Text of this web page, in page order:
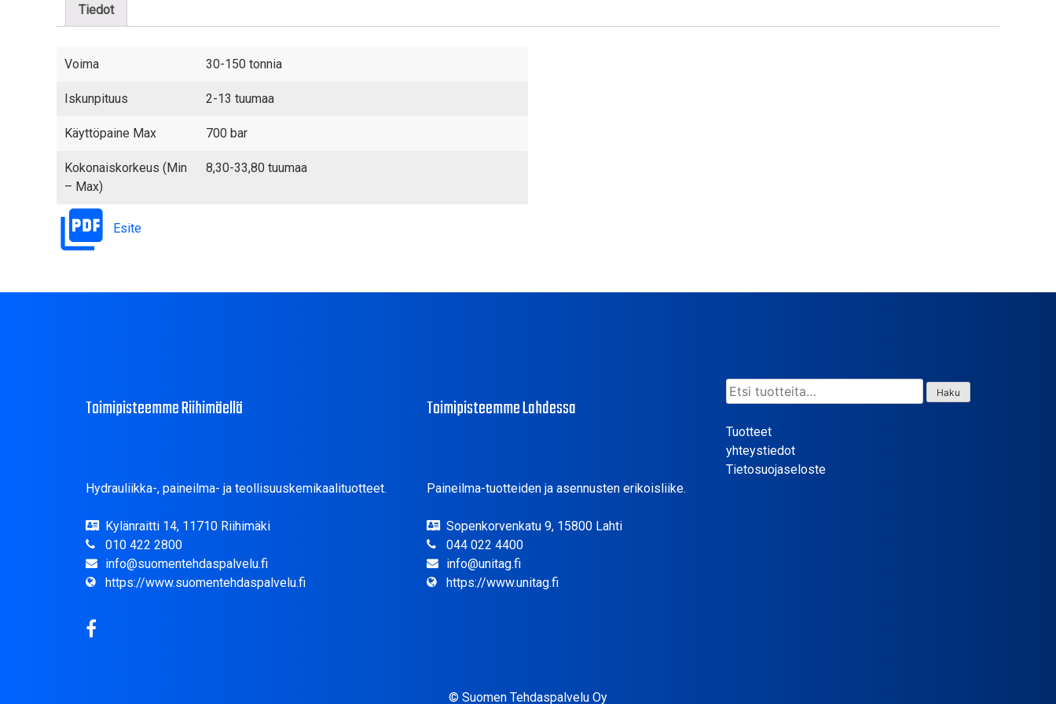
Tiedot
Voima 30-150 tonnia
Iskunpituus 2-13 tuumaa
Käyttöpaine Max 700 bar
Kokonaiskorkeus (Min
– Max)
8,30-33,80 tuumaa
Esite
Toimipisteemme Riihimäellä
Hydrauliikka-, paineilma- ja teollisuuskemikaalituotteet.
Kylänraitti 14, 11710 Riihimäki
010 422 2800
info@suomentehdaspalvelu.fi
https://www.suomentehdaspalvelu.fi
Toimipisteemme Lahdessa
Paineilma-tuotteiden ja asennusten erikoisliike.
Sopenkorvenkatu 9, 15800 Lahti
044 022 4400
info@unitag.fi
https://www.unitag.fi
Etsi: Haku
Tuotteet
yhteystiedot
Tietosuojaseloste
© Suomen Tehdaspalvelu Oy